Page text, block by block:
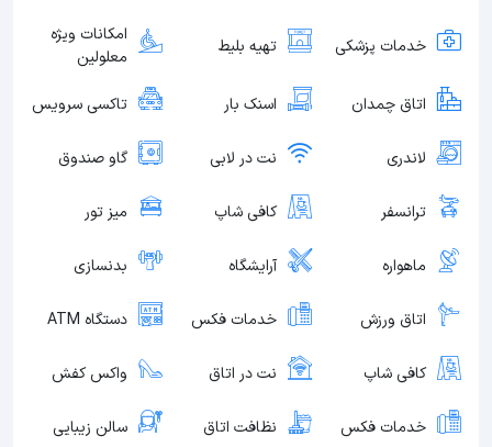
خدمات پزشکی تهیه بلیط
امکانات ویژه
معلولین
اتاق چمدان اسنک بار تاکسی سرویس
لاندری نت در لابی گاو صندوق
ترانسفر کافی شاپ میز تور
ماهواره آرایشگاه بدنسازی
اتاق ورزش خدمات فکس دستگاه ATM
کافی شاپ نت در اتاق واکس کفش
خدمات فکس نظافت اتاق سالن زیبایی